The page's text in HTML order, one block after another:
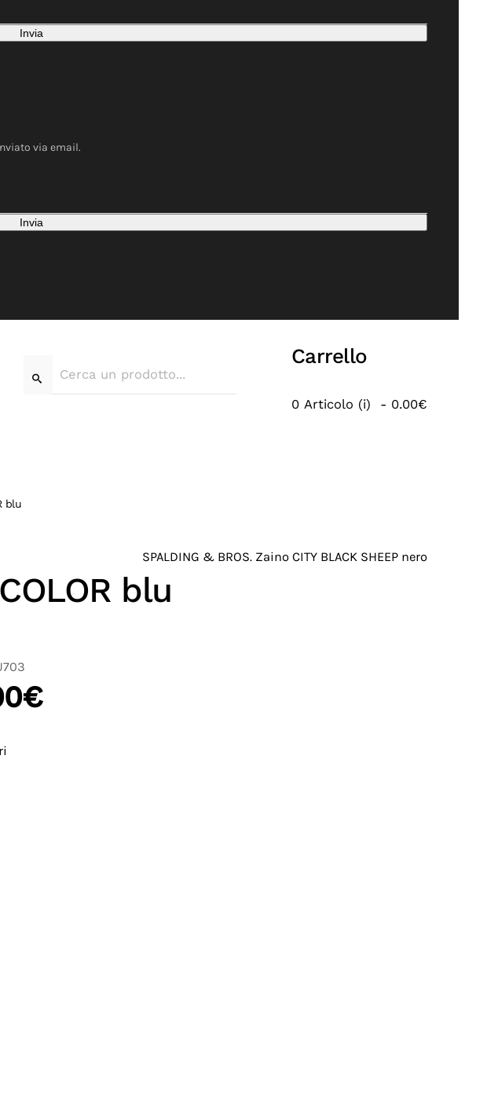
Invia
via email.
Invia
Carrello
0 Articolo (i) - 0.00€
blu
SPALDING & BROS. Zaino CITY BLACK SHEEP nero
blu